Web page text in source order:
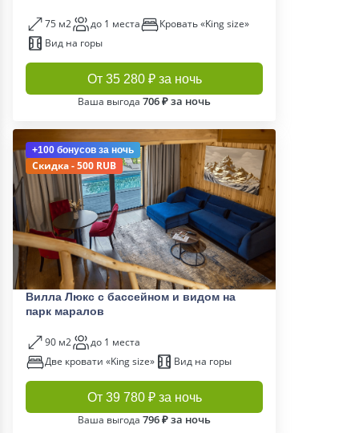
75 м2 до 1 места
Кровать «King size»
Вид на горы
От 35 280 ₽ за ночь
Ваша выгода 706 ₽ за ночь
+100 бонусов за ночь
Скидка - 500 RUB
Вилла Люкс с бассейном и видом на
парк маралов
90 м2
до 1 места
Две кровати «King size»
Вид на горы
От 39 780 ₽ за ночь
Ваша выгода 796 ₽ за ночь